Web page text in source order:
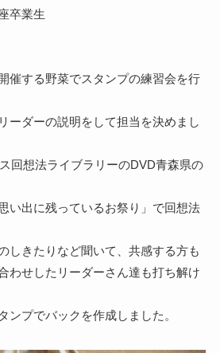
卒業生
催する野菜でスタンプの練習会を行
ーダーの説明をして担当を決めまし
回想法ライブラリーのDVD青森県の
い出に残っているお祭り」で回想法
しきたりなど聞いて、共感する方も
わせしたリーダーさん達も打ち解け
ンプでバックを作成しました。